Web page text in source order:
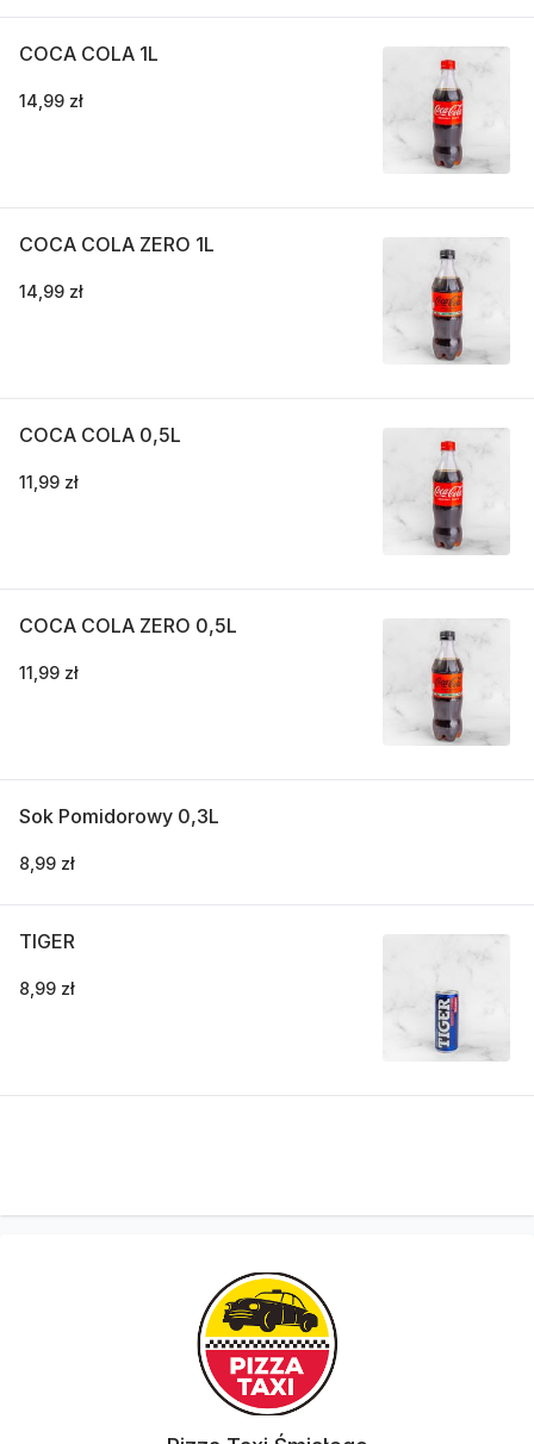
COCA COLA 1L
14,99 zł
COCA COLA ZERO 1L
14,99 zł
COCA COLA 0,5L
11,99 zł
COCA COLA ZERO 0,5L
11,99 zł
Sok Pomidorowy 0,3L
8,99 zł
TIGER
8,99 zł